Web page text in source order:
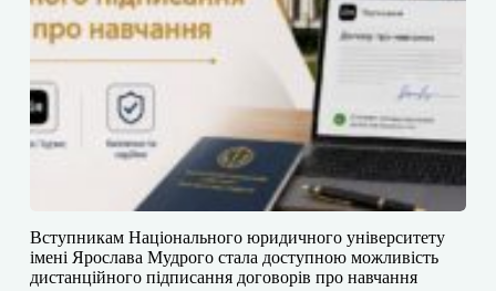
​​Вступникам Національного юридичного університету
імені Ярослава Мудрого⁠ стала доступною можливість
дистанційного підписання договорів про навчання